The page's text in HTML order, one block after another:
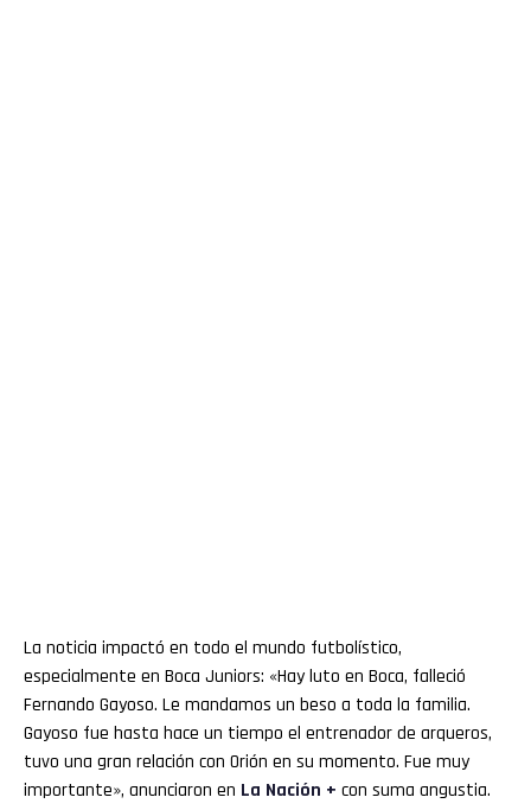
La noticia impactó en todo el mundo futbolístico,
especialmente en Boca Juniors: «Hay luto en Boca, falleció
Fernando Gayoso. Le mandamos un beso a toda la familia.
Gayoso fue hasta hace un tiempo el entrenador de arqueros,
tuvo una gran relación con Orión en su momento. Fue muy
importante», anunciaron en La Nación + con suma angustia.